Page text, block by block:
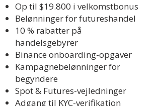
Op til $19.800 i velkomstbonus
Belønninger for futureshandel
10 % rabatter på
handelsgebyrer
Binance onboarding-opgaver
Kampagnebelønninger for
begyndere
Spot & Futures-vejledninger
Adgang til KYC-verifikation